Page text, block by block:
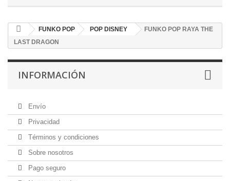
FUNKO POP POP DISNEY
FUNKO POP RAYA THE
LAST DRAGON
INFORMACIÓN
Envío
Privacidad
Términos y condiciones
Sobre nosotros
Pago seguro